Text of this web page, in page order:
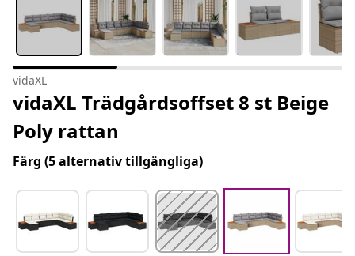
vidaXL
vidaXL Trädgårdsoffset 8 st Beige
Poly rattan
Färg (5 alternativ tillgängliga)